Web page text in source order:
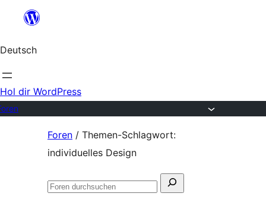
springen
Deutsch
Hol dir WordPress
Foren / Themen-Schlagwort:
individuelles Design
Suchen
Foren